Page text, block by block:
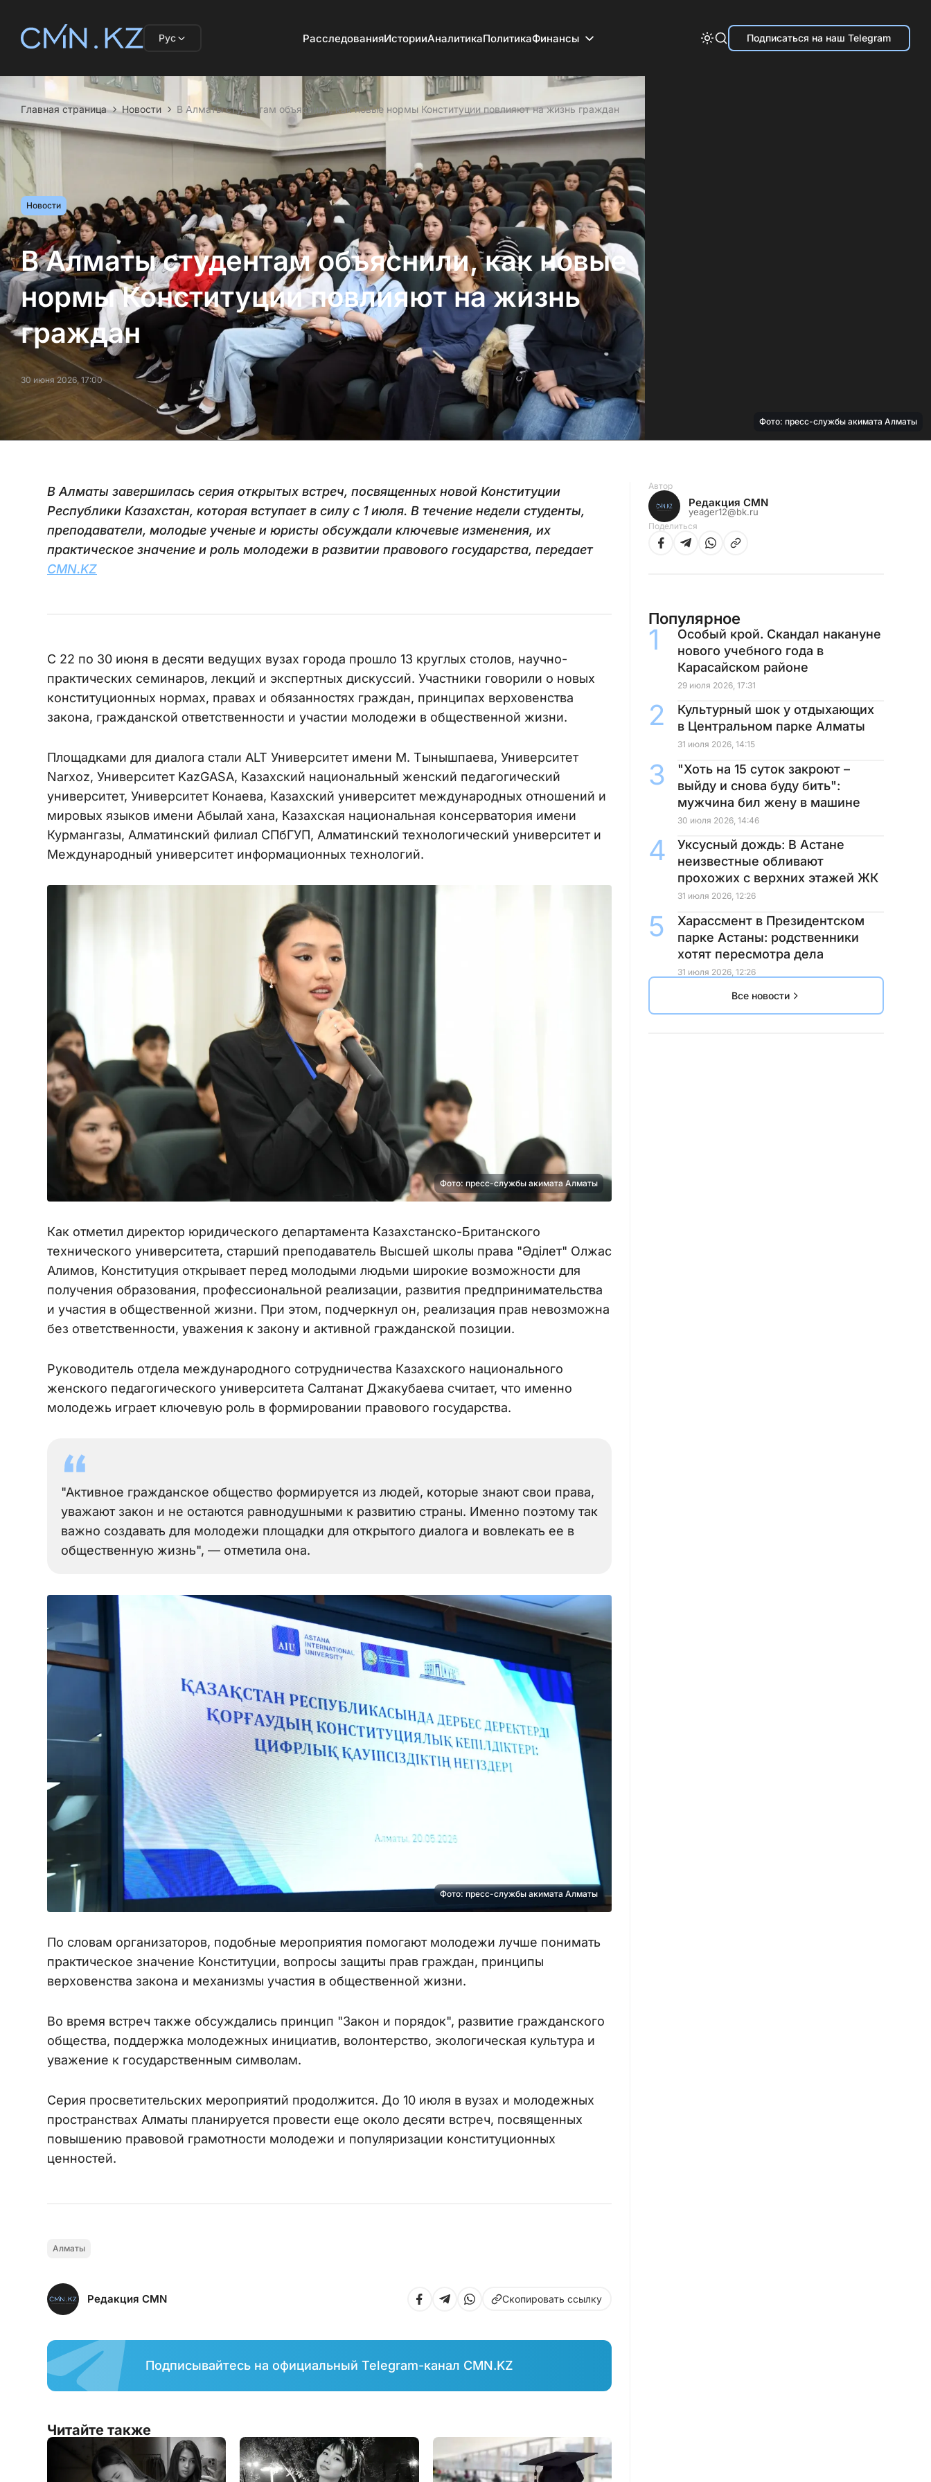
Рус РасследованияИсторииАналитикаПолитикаФинансы Подписаться на наш Telegram
Главная страница Новости В Алматы студентам объяснили, как новые нормы Конституции повлияют на жизнь граждан
Новости
В Алматы студентам объяснили, как новые
нормы Конституции повлияют на жизнь
граждан
30 июня 2026, 17:00
Фото: пресс-службы акимата Алматы
В Алматы завершилась серия открытых встреч, посвященных новой Конституции
Республики Казахстан, которая вступает в силу с 1 июля. В течение недели студенты,
преподаватели, молодые ученые и юристы обсуждали ключевые изменения, их
практическое значение и роль молодежи в развитии правового государства, передает
CMN.KZ
С 22 по 30 июня в десяти ведущих вузах города прошло 13 круглых столов, научно-
практических семинаров, лекций и экспертных дискуссий. Участники говорили о новых
конституционных нормах, правах и обязанностях граждан, принципах верховенства
закона, гражданской ответственности и участии молодежи в общественной жизни.
Площадками для диалога стали ALT Университет имени М. Тынышпаева, Университет
Narxoz, Университет KazGASA, Казахский национальный женский педагогический
университет, Университет Конаева, Казахский университет международных отношений и
мировых языков имени Абылай хана, Казахская национальная консерватория имени
Курмангазы, Алматинский филиал СПбГУП, Алматинский технологический университет и
Международный университет информационных технологий.
Фото: пресс-службы акимата Алматы
Как отметил директор юридического департамента Казахстанско-Британского
технического университета, старший преподаватель Высшей школы права "Әділет" Олжас
Алимов, Конституция открывает перед молодыми людьми широкие возможности для
получения образования, профессиональной реализации, развития предпринимательства
и участия в общественной жизни. При этом, подчеркнул он, реализация прав невозможна
без ответственности, уважения к закону и активной гражданской позиции.
Руководитель отдела международного сотрудничества Казахского национального
женского педагогического университета Салтанат Джакубаева считает, что именно
молодежь играет ключевую роль в формировании правового государства.
"Активное гражданское общество формируется из людей, которые знают свои права,
уважают закон и не остаются равнодушными к развитию страны. Именно поэтому так
важно создавать для молодежи площадки для открытого диалога и вовлекать ее в
общественную жизнь", — отметила она.
Фото: пресс-службы акимата Алматы
По словам организаторов, подобные мероприятия помогают молодежи лучше понимать
практическое значение Конституции, вопросы защиты прав граждан, принципы
верховенства закона и механизмы участия в общественной жизни.
Во время встреч также обсуждались принцип "Закон и порядок", развитие гражданского
общества, поддержка молодежных инициатив, волонтерство, экологическая культура и
уважение к государственным символам.
Серия просветительских мероприятий продолжится. До 10 июля в вузах и молодежных
пространствах Алматы планируется провести еще около десяти встреч, посвященных
повышению правовой грамотности молодежи и популяризации конституционных
ценностей.
Алматы
Редакция CMN Скопировать ссылку
Подписывайтесь на официальный Telegram-канал CMN.KZ
Читайте также
Автор
Редакция CMN
yeager12@bk.ru
Поделиться
Популярное
Особый крой. Скандал накануне
нового учебного года в
Карасайском районе
29 июля 2026, 17:31
Культурный шок у отдыхающих
в Центральном парке Алматы
31 июля 2026, 14:15
"Хоть на 15 суток закроют –
выйду и снова буду бить":
мужчина бил жену в машине
30 июля 2026, 14:46
Уксусный дождь: В Астане
неизвестные обливают
прохожих с верхних этажей ЖК
31 июля 2026, 12:26
Харассмент в Президентском
парке Астаны: родственники
хотят пересмотра дела
31 июля 2026, 12:26
Все новости